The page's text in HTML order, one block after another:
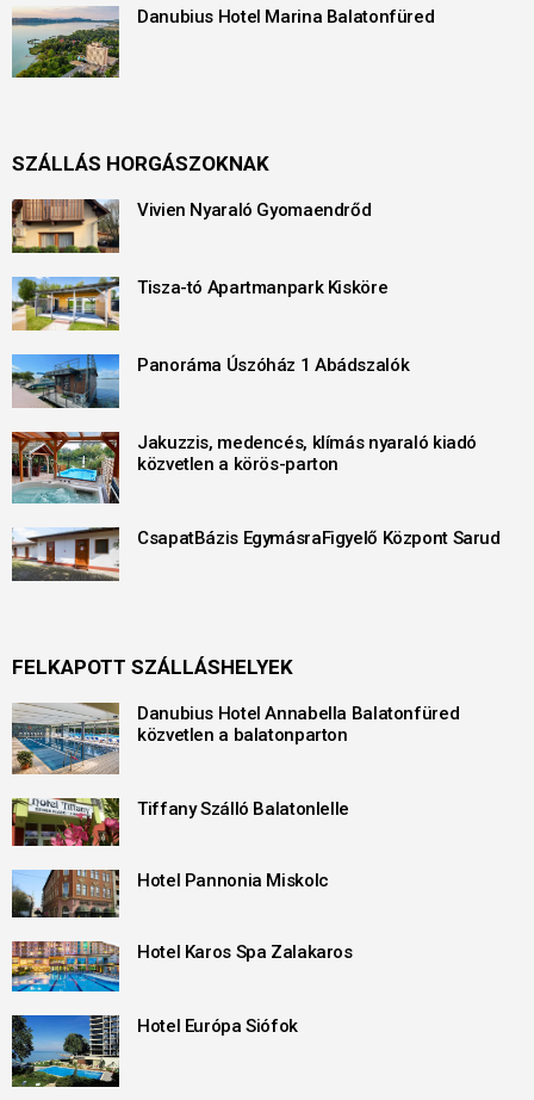
Danubius Hotel Marina Balatonfüred
SZÁLLÁS HORGÁSZOKNAK
Vivien Nyaraló Gyomaendrőd
Tisza-tó Apartmanpark Kisköre
Panoráma Úszóház 1 Abádszalók
Jakuzzis, medencés, klímás nyaraló kiadó
közvetlen a körös-parton
CsapatBázis EgymásraFigyelő Központ Sarud
FELKAPOTT SZÁLLÁSHELYEK
Danubius Hotel Annabella Balatonfüred
közvetlen a balatonparton
Tiffany Szálló Balatonlelle
Hotel Pannonia Miskolc
Hotel Karos Spa Zalakaros
Hotel Európa Siófok